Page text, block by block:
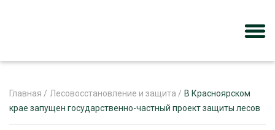
Главная / Лесовосстановление и защита / В Красноярском
крае запущен государственно-частный проект защиты лесов